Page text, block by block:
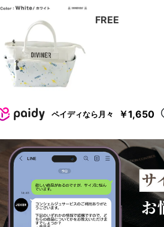
FREE
ペイディなら月々 ￥1,650